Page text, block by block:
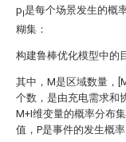
pl是每个场景发生的概
糊集：
构建鲁棒优化模型中的
其中，M是区域数量，
个数， 是由充电需求和
M+I维变量的概率分布集
值，P是事件的发生概